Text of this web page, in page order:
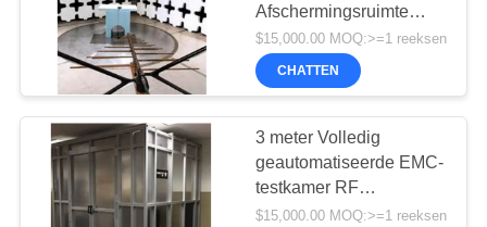
NIEUWS
SITEMAP
PRIVACY
POLICY
Afschermingsruimte
40GHz rf
afschermingsruimte emc
anechoïsche kamer
$15,000.00 MOQ:>=1 reeksen
CHATTEN
3 meter Volledig
geautomatiseerde EMC-
testkamer RF
afgeschermde kamer en
$15,000.00 MOQ:>=1 reeksen